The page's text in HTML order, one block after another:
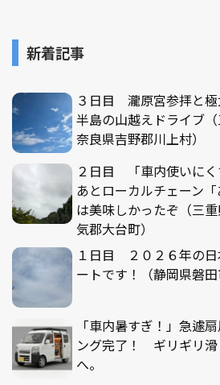
新着記事
３日目 瀧原宮参拝と
半島の山越えドライブ
奈良県吉野郡川上村）
２日目 「車内使いに
あとローカルチェーン
は美味しかったぞ（三
気郡大台町）
１日目 ２０２６年の
ートです！（静岡県磐
「車内暑すぎ！」急遽
ング完了！ ギリギリ滑
へ。